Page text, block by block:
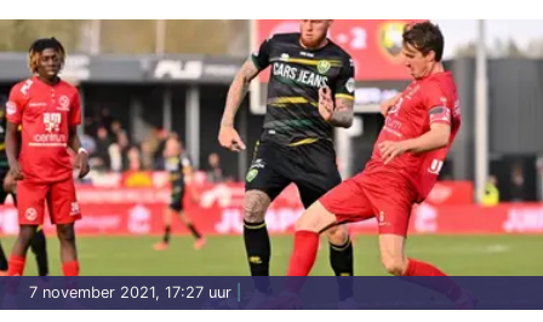
7 november 2021, 17:27 uur